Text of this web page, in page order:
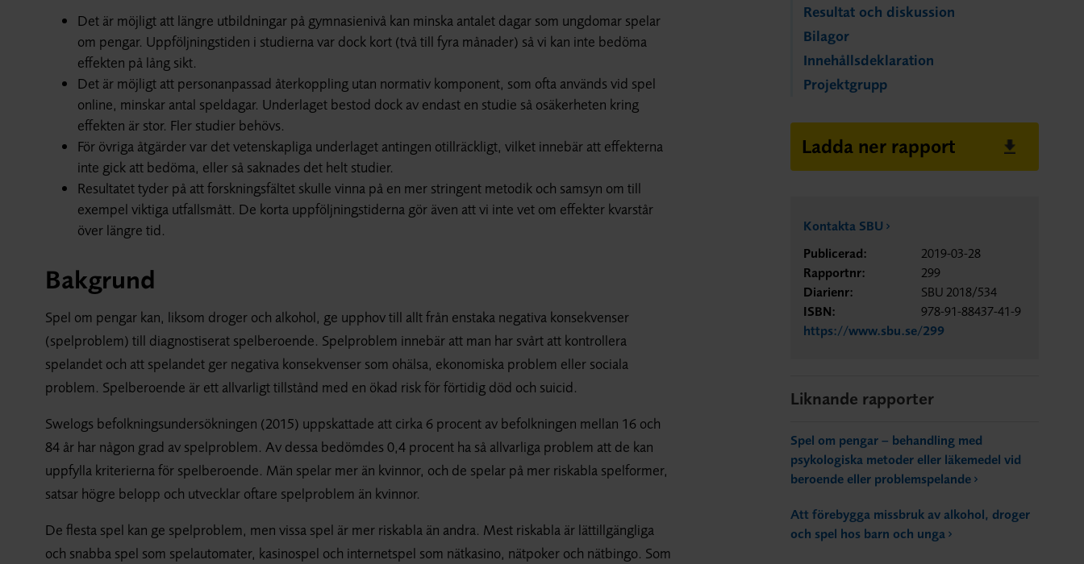
Resultat och diskussion
Bilagor
Innehållsdeklaration
Projektgrupp
Ladda ner rapport
Kontakta SBU
Publicerad:
2019-03-28
Rapportnr:
299
Diarienr:
SBU 2018/534
ISBN:
978-91-88437-41-9
https://www.sbu.se/299
Liknande rapporter
Spel om pengar – behandling med
psykologiska metoder eller läkemedel vid
beroende eller problemspelande
Att förebygga missbruk av alkohol, droger
och spel hos barn och unga
Det är möjligt att längre utbildningar på gymnasienivå kan minska antalet dagar som ungdomar spelar
om pengar. Uppföljningstiden i studierna var dock kort (två till fyra månader) så vi kan inte bedöma
effekten på lång sikt.
Det är möjligt att personanpassad återkoppling utan normativ komponent, som ofta används vid spel
online, minskar antal speldagar. Underlaget bestod dock av endast en studie så osäkerheten kring
effekten är stor. Fler studier behövs.
För övriga åtgärder var det vetenskapliga underlaget antingen otillräckligt, vilket innebär att effekterna
inte gick att bedöma, eller så saknades det helt studier.
Resultatet tyder på att forskningsfältet skulle vinna på en mer stringent metodik och samsyn om till
exempel viktiga utfallsmått. De korta uppföljningstiderna gör även att vi inte vet om effekter kvarstår
över längre tid.
Bakgrund
Spel om pengar kan, liksom droger och alkohol, ge upphov till allt från enstaka negativa konsekvenser
(spelproblem) till diagnostiserat spelberoende. Spelproblem innebär att man har svårt att kontrollera
spelandet och att spelandet ger negativa konsekvenser som ohälsa, ekonomiska problem eller sociala
problem. Spelberoende är ett allvarligt tillstånd med en ökad risk för förtidig död och suicid.
Swelogs befolkningsundersökningen (2015) uppskattade att cirka 6 procent av befolkningen mellan 16 och
84 år har någon grad av spelproblem. Av dessa bedömdes 0,4 procent ha så allvarliga problem att de kan
uppfylla kriterierna för spelberoende. Män spelar mer än kvinnor, och de spelar på mer riskabla spelformer,
satsar högre belopp och utvecklar oftare spelproblem än kvinnor.
De flesta spel kan ge spelproblem, men vissa spel är mer riskabla än andra. Mest riskabla är lättillgängliga
och snabba spel som spelautomater, kasinospel och internetspel som nätkasino, nätpoker och nätbingo. Som